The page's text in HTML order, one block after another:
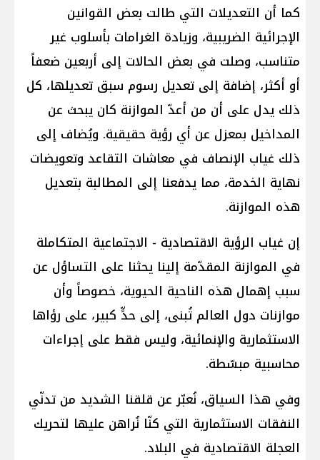
كما أن التعديلات التي طالت بعض القوانين
الإجرائية الضريبية، وزيادة الغرامات بأسلوب غير
متناسب، وصلت في بعض الحالات إلى أربعين ضعفاً
أو أكثر، إضافة إلى تعديل رسوم سبق تعديلها، كل
ذلك يدل على أن من أعدّ الموازنة كان يبحث عن
المداخيل بمعزل عن أي رؤية حقيقية. ويُضاف إلى
ذلك غياب الإنصاف في معاشات التقاعد وتعويضات
نهاية الخدمة، مما يدفعنا إلى المطالبة بتعديل
هذه الموازنة.
إن غياب الرؤية الاقتصادية - الاجتماعية المتكاملة
في الموازنة المقدّمة إلينا يحثنا على التساؤل عن
سبب إهمال هذه الناحية الحيوية، خصوصاً وأن
موازنات دول العالم تُبنى، إلى حدٍّ كبير، على رؤاها
الاستثمارية والإنمائية، وليس فقط على إجراءات
محاسبية مبسّطة.
وفي هذا السياق، نُعبّر عن قلقنا الشديد من تدنّي
النفقات الاستثمارية التي كنّا نُراهن عليها لتحريك
العجلة الاقتصادية في البلاد.